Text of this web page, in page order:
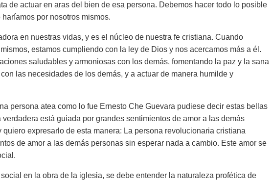
de actuar en aras del bien de esa persona. Debemos hacer todo lo posible
por nosotros mismos.
en nuestras vidas, y es el núcleo de nuestra fe cristiana. Cuando
estamos cumpliendo con la ley de Dios y nos acercamos más a él.
saludables y armoniosas con los demás, fomentando la paz y la sana
las necesidades de los demás, y a actuar de manera humilde y
persona atea como lo fue Ernesto Che Guevara pudiese decir estas bellas
está guiada por grandes sentimientos de amor a las demás
quiero expresarlo de esta manera: La persona revolucionaria cristiana
de amor a las demás personas sin esperar nada a cambio. Este amor se
en la obra de la iglesia, se debe entender la naturaleza profética de